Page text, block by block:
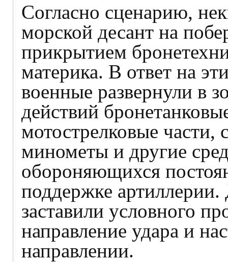
Согласно сценарию,
морской десант на
прикрытием
материка. В ответ на
военные развернули в
действий
мотострелковые
минометы и другие
обороняющихся
поддержке
заставили условного
направление удара и
направлении.